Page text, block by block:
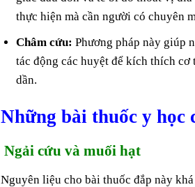
thực hiện mà cần người có chuyên
Châm cứu: Phương pháp này giúp
tác động các huyệt để kích thích cơ
dần.
Những bài thuốc y học
Ngải cứu và muối hạt
Nguyên liệu cho bài thuốc đắp này